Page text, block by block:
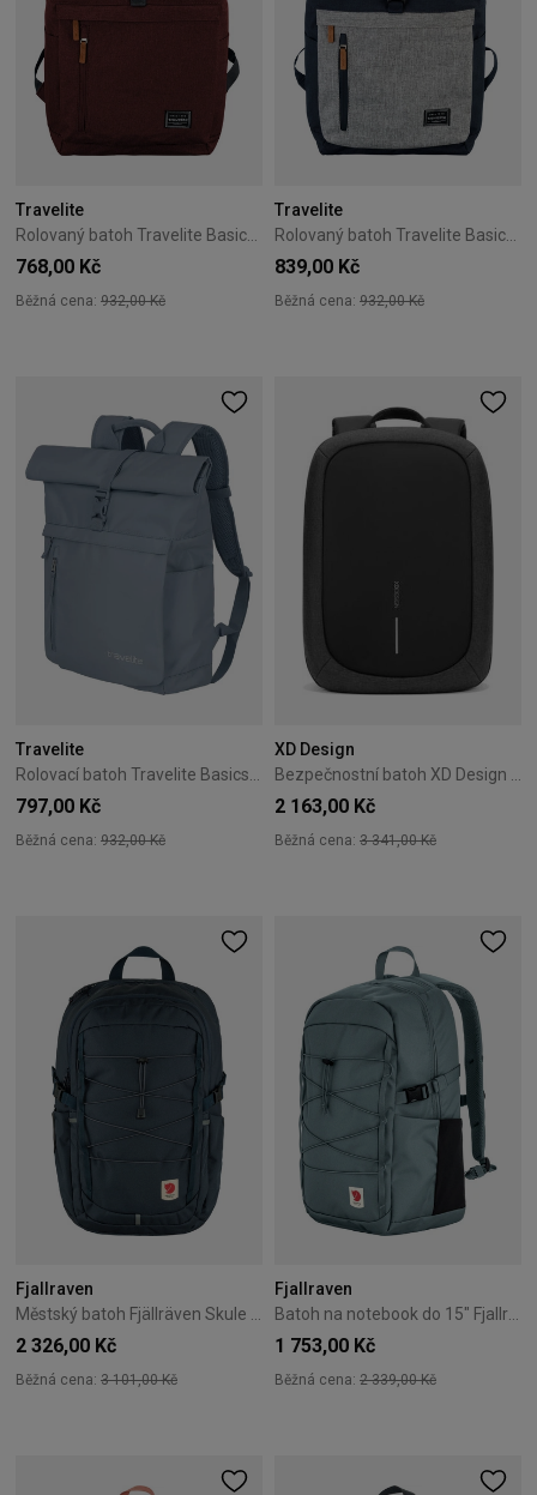
Travelite
768,00 Kč
Běžná cena: 932,00 Kč
Travelite
839,00 Kč
Běžná cena: 932,00 Kč
Travelite
797,00 Kč
Běžná cena: 932,00 Kč
XD Design
2 163,00 Kč
Běžná cena: 3 341,00 Kč
Fjallraven
Městský batoh Fjällräven Skule 28L – navy
2 326,00 Kč
Běžná cena: 3 101,00 Kč
Fjallraven
Batoh na notebook do 15" Fjallraven Skule 24L Nimbus Blue
1 753,00 Kč
Běžná cena: 2 339,00 Kč